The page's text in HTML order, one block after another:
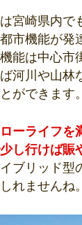
宮崎県内で
市機能が発
能は中心市
河川や山林
ができます。
ーライフを
し行けば賑
ブリッド型
れませんね。